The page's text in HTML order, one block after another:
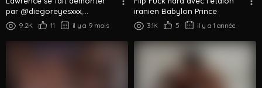
par @diegoreyesxxx,
@babylonprince & @dionisio
9.2K 11 il y a 9 mois
iranien Babylon Prince
3.1K 5 il y a 1 année